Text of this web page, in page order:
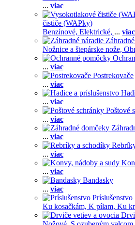
... viac
čističe (WAPky)
Benzínové, Elektrické, ... viac
Nožnice a štepárske nože,
... viac
Postrekovače
... viac
... viac
Poštové
... viac
... viac
... viac
... viac
Bandasky
... viac
Príslušenstvo
Ku kosačkám, K pílam, Ku